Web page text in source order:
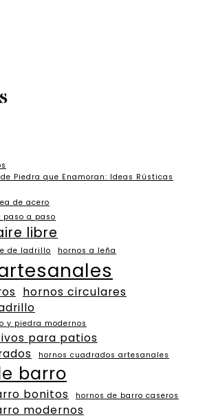
Piedra que Enamoran: Ideas Rústicas
de acero
paso a paso
libre
de ladrillo hornos a leña
hornos circulares
y piedra modernos
para patios
hornos cuadrados artesanales
barro
bonitos hornos de barro caseros
modernos